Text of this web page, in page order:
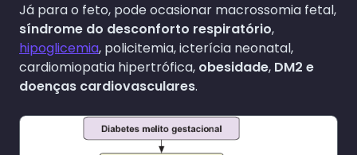
Já para o feto, pode ocasionar macrossomia fetal,
síndrome do desconforto respiratório,
hipoglicemia, policitemia, icterícia neonatal,
cardiomiopatia hipertrófica, obesidade, DM2 e
doenças cardiovasculares.